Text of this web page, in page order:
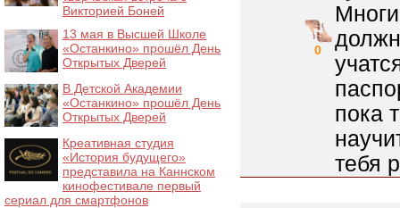
0
пока
тебя
Викторией Боней
13 мая в Высшей Школе
«Останкино» прошёл День
Открытых Дверей
В Детской Академии
«Останкино» прошёл День
Открытых Дверей
Креативная студия
«История будущего»
представила на Каннском
кинофестивале первый
сериал для смартфонов